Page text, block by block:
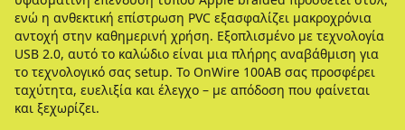
ενώ η ανθεκτική επίστρωση PVC εξασφαλίζει μακροχρόνια
αντοχή στην καθημερινή χρήση. Εξοπλισμένο με τεχνολογία
USB 2.0, αυτό το καλώδιο είναι μια πλήρης αναβάθμιση για
το τεχνολογικό σας setup. Το OnWire 100AB σας προσφέρει
ταχύτητα, ευελιξία και έλεγχο – με απόδοση που φαίνεται
και ξεχωρίζει.